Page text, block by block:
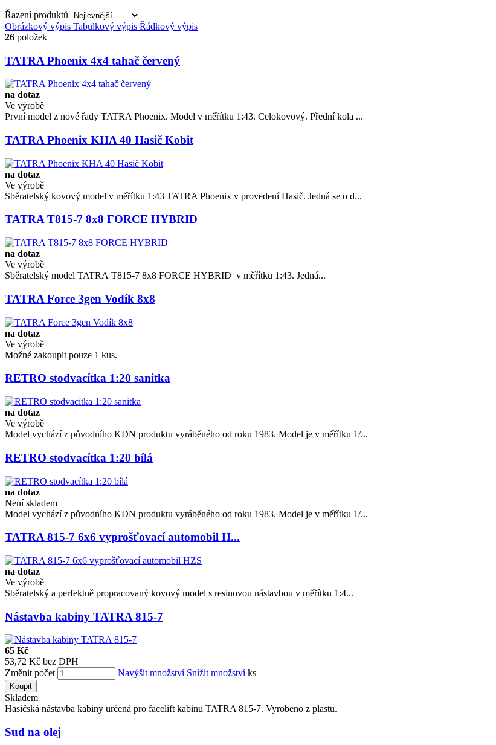
Řazení produktů
Obrázkový výpis Tabulkový výpis Řádkový výpis
26 položek
TATRA Phoenix 4x4 tahač červený
na dotaz
Ve výrobě
První model z nové řady TATRA Phoenix. Model v měřítku 1:43. Celokovový. Přední kola ...
TATRA Phoenix KHA 40 Hasič Kobit
na dotaz
Ve výrobě
Sběratelský kovový model v měřítku 1:43 TATRA Phoenix v provedení Hasič. Jedná se o d...
TATRA T815-7 8x8 FORCE HYBRID
na dotaz
Ve výrobě
Sběratelský model TATRA T815-7 8x8 FORCE HYBRID v měřítku 1:43. Jedná...
TATRA Force 3gen Vodík 8x8
na dotaz
Ve výrobě
​Možné zakoupit pouze 1 kus.
RETRO stodvacítka 1:20 sanitka
na dotaz
Ve výrobě
Model vychází z původního KDN produktu vyráběného od roku 1983. Model je v měřítku 1/...
RETRO stodvacítka 1:20 bílá
na dotaz
Není skladem
Model vychází z původního KDN produktu vyráběného od roku 1983. Model je v měřítku 1/...
TATRA 815-7 6x6 vyprošťovací automobil H...
na dotaz
Ve výrobě
Sběratelský a perfektně propracovaný kovový model s resinovou nástavbou v měřítku 1:4...
Nástavba kabiny TATRA 815-7
65 Kč
53,72 Kč bez DPH
Změnit počet
Navýšit množství Snížit množstvíks
Koupit
Skladem
Hasičská nástavba kabiny určená pro facelift kabinu TATRA 815-7. Vyrobeno z plastu.
Sud na olej